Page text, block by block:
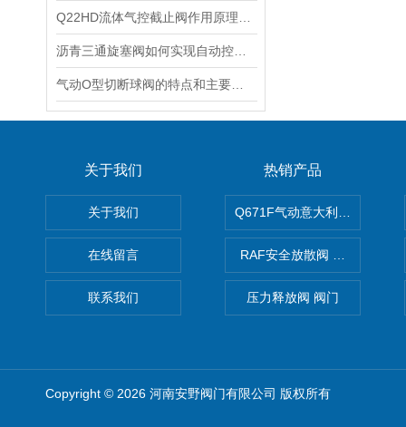
关于我们
关于我们
在线留言
联系我们
热销产品
Q671F气动意大利式薄型球阀
RAF安全放散阀 阀生产
压力释放阀 阀门
Copyright © 2026 河南安野阀门有限公司 版权所有